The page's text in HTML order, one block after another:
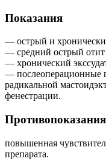
Показания
— острый и
— средний острый
— хронический
— послеоперационные
радикальной
фенестрации.
Противопоказания
повышенная
препарата.